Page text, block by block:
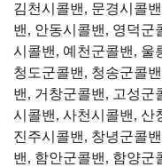
김천시콜밴, 문경시콜
밴, 안동시콜밴, 영덕군
시콜밴, 예천군콜밴, 울
청도군콜밴, 청송군콜
밴, 거창군콜밴, 고성군
시콜밴, 사천시콜밴, 산
진주시콜밴, 창녕군콜
밴, 함안군콜밴, 함양군